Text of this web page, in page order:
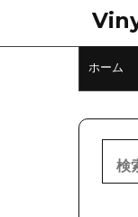
テ
ホーム
索: